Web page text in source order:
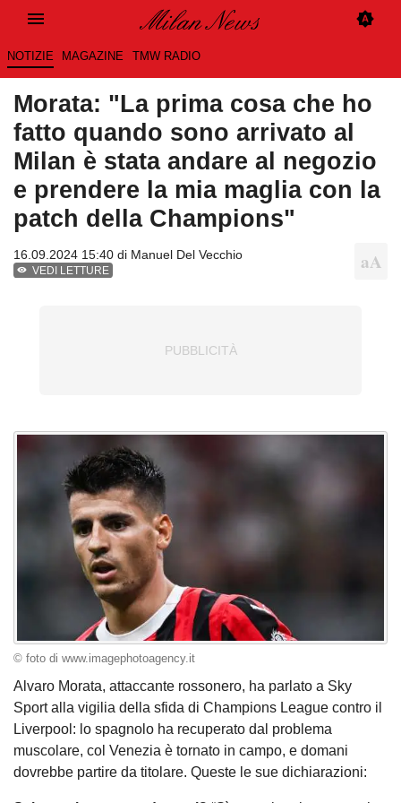
NOTIZIE MAGAZINE TMW RADIO
Morata: "La prima cosa che ho
fatto quando sono arrivato al
Milan è stata andare al negozio
e prendere la mia maglia con la
patch della Champions"
16.09.2024 15:40 di Manuel Del Vecchio
VEDI LETTURE
© foto di www.imagephotoagency.it
Alvaro Morata, attaccante rossonero, ha parlato a Sky
Sport alla vigilia della sfida di Champions League contro il
Liverpool: lo spagnolo ha recuperato dal problema
muscolare, col Venezia è tornato in campo, e domani
dovrebbe partire da titolare. Queste le sue dichiarazioni: